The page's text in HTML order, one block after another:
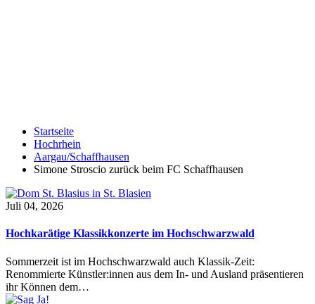
Startseite
Hochrhein
Aargau/Schaffhausen
Simone Stroscio zurück beim FC Schaffhausen
Juli 04, 2026
Hochkarätige Klassikkonzerte im Hochschwarzwald
Sommerzeit ist im Hochschwarzwald auch Klassik-Zeit:
Renommierte Künstler:innen aus dem In- und Ausland präsentieren
ihr Können dem…